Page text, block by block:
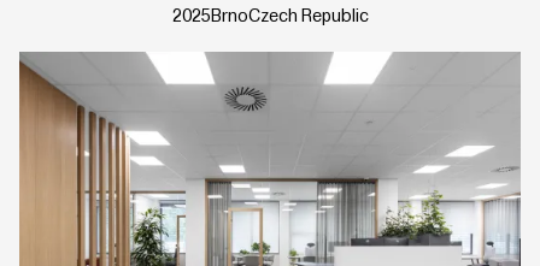
2025BrnoCzech Republic